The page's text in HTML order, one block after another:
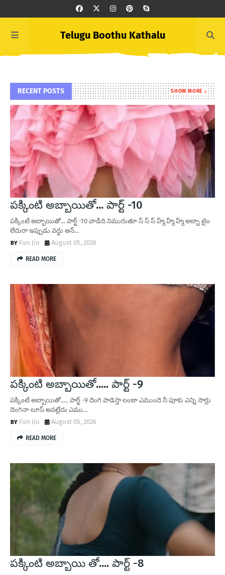
Telugu Boothu Kathalu
RECENT POSTS SHOW MORE
పక్కింటి అబ్బాయితో... పార్ట్ -10
పక్కింటి అబ్బాయితో... పార్ట్ -10 వాడిది నిమురుతూ స్ స్ స్ హ్మ్ హ్మ్ హ్మ్ అబ్బా టైం
లేదురా ఇప్పుడు వద్దు అన్…
Fun Jio
August 05, 2026
READ MORE
పక్కింటి అబ్బాయితో..... పార్ట్ -9
పక్కింటి అబ్బాయితో..... పార్ట్ -9 దెంగి పాడెస్తా లంజా ఎముందె నీ పూకు ఎన్ని సార్లు
దెంగినా లూస్ అవట్లేదు ఎము…
Fun Jio
August 05, 2026
READ MORE
పక్కింటి అబ్బాయి తో.... పార్ట్ -8